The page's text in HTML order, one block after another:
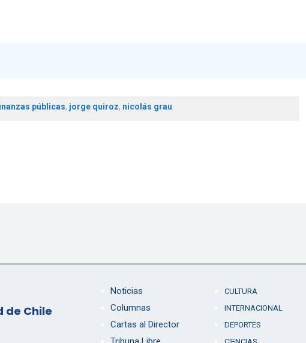
públicas, jorge quiroz, nicolás grau
de Chile
Noticias
Columnas
Cartas al Director
CULTURA
INTERNACIONAL
DEPORTES